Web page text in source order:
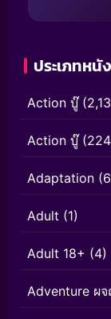
ประเภทหนัง
Action บู๊
Action บู๊
Adaptation
Adult (1)
Adult 18+ (4)
Adventure ผ